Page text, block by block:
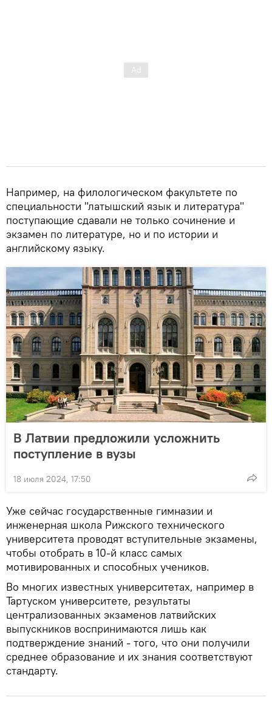
Например, на филологическом факультете по
специальности "латышский язык и литература"
поступающие сдавали не только сочинение и
экзамен по литературе, но и по истории и
английскому языку.
В Латвии предложили усложнить
поступление в вузы
18 июля 2024, 17:50
Уже сейчас государственные гимназии и
инженерная школа Рижского технического
университета проводят вступительные экзамены,
чтобы отобрать в 10-й класс самых
мотивированных и способных учеников.
Во многих известных университетах, например в
Тартуском университете, результаты
централизованных экзаменов латвийских
выпускников воспринимаются лишь как
подтверждение знаний - того, что они получили
среднее образование и их знания соответствуют
стандарту.